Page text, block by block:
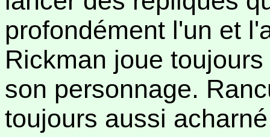
profondément l'un et
Rickman joue
son personnage.
toujours aussi